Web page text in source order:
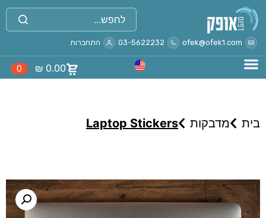
ofek@ofek1.com
03-5622232 התחברות
₪ 0.00
0
בית מדבקות Laptop Stickers